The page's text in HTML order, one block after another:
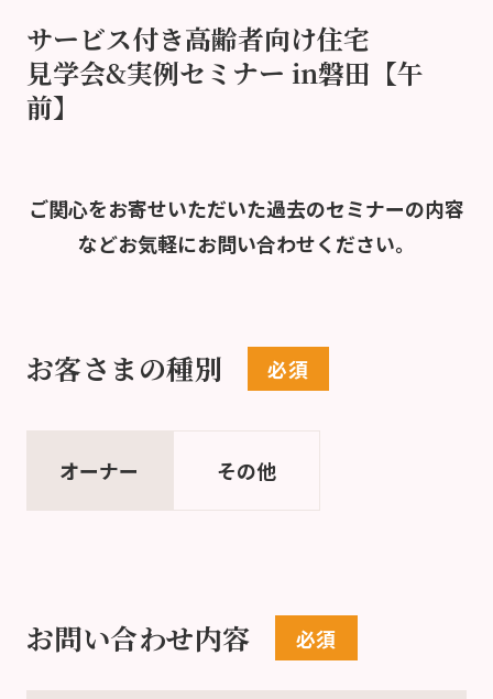
サービス付き高齢者向け住宅
見学会&実例セミナー in磐田【午
前】
ご関心をお寄せいただいた過去のセミナーの内容
などお気軽にお問い合わせください。
お客さまの種別
オーナー その他
お問い合わせ内容